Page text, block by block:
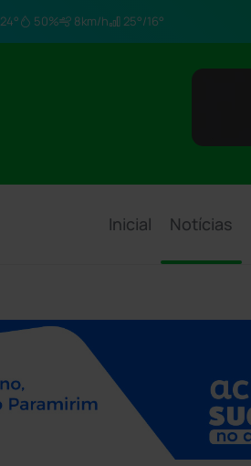
24° 50% 8km/h 25°/16°
Inicial Notícias